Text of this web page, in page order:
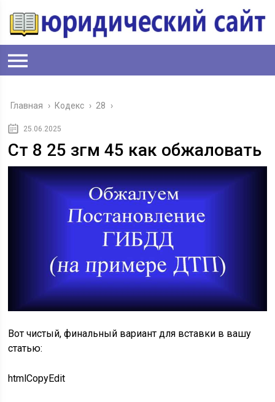
Главная › Кодекс › 28 ›
25.06.2025
Ст 8 25 згм 45 как обжаловать
Вот чистый, финальный вариант для вставки в вашу
статью:
htmlCopyEdit